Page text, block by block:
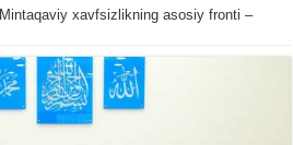
Mintaqaviy xavfsizlikning asosiy fronti –